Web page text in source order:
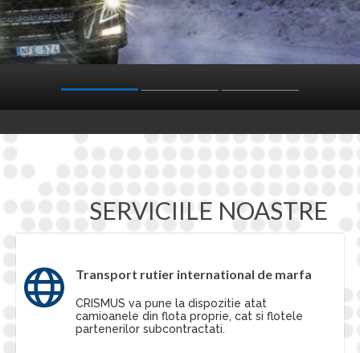
SERVICIILE NOASTRE
Transport rutier international de marfa
CRISMUS va pune la dispozitie atat
camioanele din flota proprie, cat si flotele
partenerilor subcontractati.